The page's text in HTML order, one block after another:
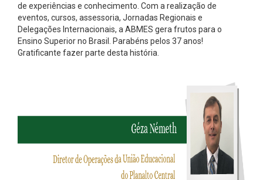
de experiências e conhecimento. Com a realização de
eventos, cursos, assessoria, Jornadas Regionais e
Delegações Internacionais, a ABMES gera frutos para o
Ensino Superior no Brasil. Parabéns pelos 37 anos!
Gratificante fazer parte desta história.